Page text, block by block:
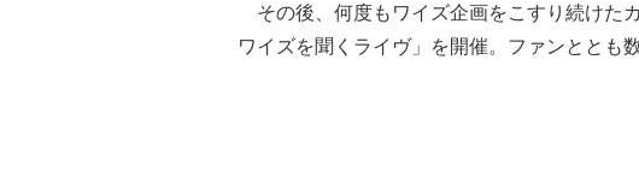
その後、何度もワイズ企画をこすり続けた
ワイズを聞くライヴ」を開催。ファンととも